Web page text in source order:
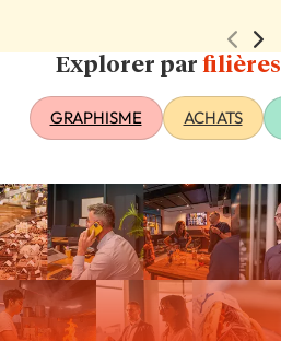
Explorer par filières
GRAPHISME ACHATS